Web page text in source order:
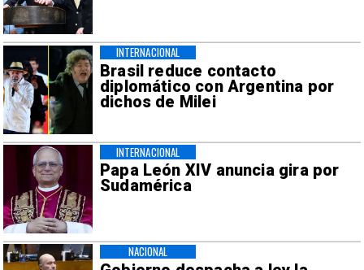
Brasil reduce contacto
diplomático con Argentina por
dichos de Milei
INTERNACIONAL
Papa León XIV anuncia gira por
Sudamérica
INTERNACIONAL
NACIONAL